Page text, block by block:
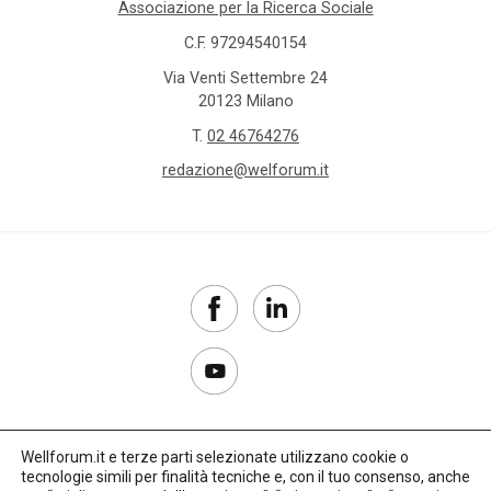
Associazione per la Ricerca Sociale
C.F. 97294540154
Via Venti Settembre 24
20123 Milano
T. 02 46764276
redazione@welforum.it
Wellforum.it e terze parti selezionate utilizzano cookie o
tecnologie simili per finalità tecniche e, con il tuo consenso, anche